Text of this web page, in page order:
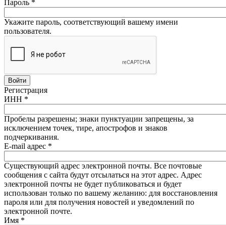
Пароль *
Укажите пароль, соответствующий вашему имени
пользователя.
Регистрация
ИНН *
Пробелы разрешены; знаки пунктуации запрещены, за
исключением точек, тире, апострофов и знаков
подчеркивания.
E-mail адрес *
Существующий адрес электронной почты. Все почтовые
сообщения с сайта будут отсылаться на этот адрес. Адрес
электронной почты не будет публиковаться и будет
использован только по вашему желанию: для восстановления
пароля или для получения новостей и уведомлений по
электронной почте.
Имя *